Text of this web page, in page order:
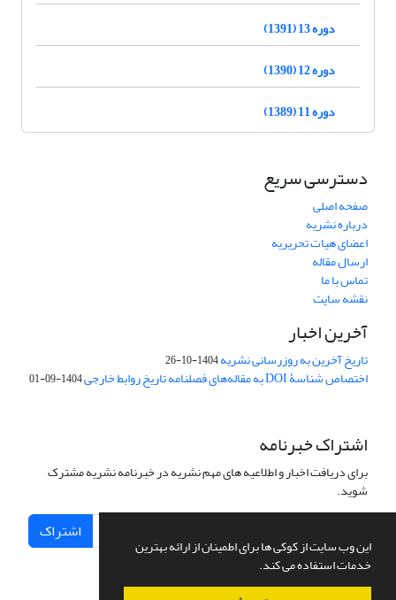
این وب سایت از کوکی ها برای اطمینان از ارائه بهترین
خدمات استفاده می کند.
دوره 13 (1391)
دوره 12 (1390)
دوره 11 (1389)
دسترسی سریع
صفحه اصلی
درباره نشریه
اعضای هیات تحریریه
ارسال مقاله
تماس با ما
نقشه سایت
آخرین اخبار
تاریخ آخرین به روزرسانی نشریه1404-10-26
اختصاص شناسۀ DOI به مقاله‌های فصلنامه تاریخ روابط خارجی 1404-09-01
اشتراک خبرنامه
برای دریافت اخبار و اطلاعیه های مهم نشریه در خبرنامه نشریه مشترک
شوید.
اشتراک